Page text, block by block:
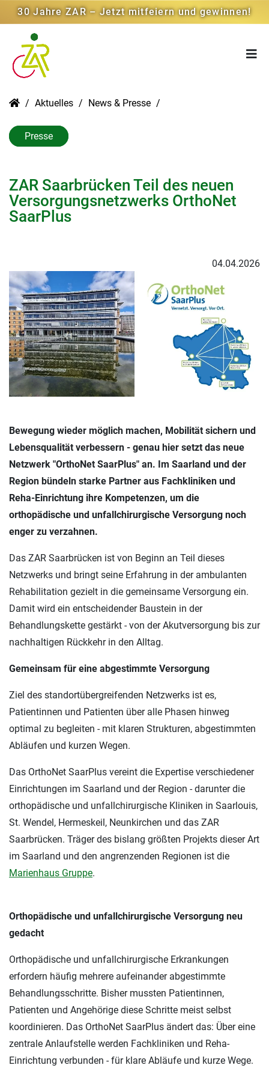
30 Jahre ZAR – Jetzt mitfeiern und gewinnen!
Aktuelles News & Presse
Presse
ZAR Saarbrücken Teil des neuen
Versorgungsnetzwerks OrthoNet
SaarPlus
04.04.2026
Bewegung wieder möglich machen, Mobilität sichern und
Lebensqualität verbessern - genau hier setzt das neue
Netzwerk "OrthoNet SaarPlus" an. Im Saarland und der
Region bündeln starke Partner aus Fachkliniken und
Reha-Einrichtung ihre Kompetenzen, um die
orthopädische und unfallchirurgische Versorgung noch
enger zu verzahnen.
Das ZAR Saarbrücken ist von Beginn an Teil dieses
Netzwerks und bringt seine Erfahrung in der ambulanten
Rehabilitation gezielt in die gemeinsame Versorgung ein.
Damit wird ein entscheidender Baustein in der
Behandlungskette gestärkt - von der Akutversorgung bis zur
nachhaltigen Rückkehr in den Alltag.
Gemeinsam für eine abgestimmte Versorgung
Ziel des standortübergreifenden Netzwerks ist es,
Patientinnen und Patienten über alle Phasen hinweg
optimal zu begleiten - mit klaren Strukturen, abgestimmten
Abläufen und kurzen Wegen.
Das OrthoNet SaarPlus vereint die Expertise verschiedener
Einrichtungen im Saarland und der Region - darunter die
orthopädische und unfallchirurgische Kliniken in Saarlouis,
St. Wendel, Hermeskeil, Neunkirchen und das ZAR
Saarbrücken. Träger des bislang größten Projekts dieser Art
im Saarland und den angrenzenden Regionen ist die
Marienhaus Gruppe.
Orthopädische und unfallchirurgische Versorgung neu
gedacht
Orthopädische und unfallchirurgische Erkrankungen
erfordern häufig mehrere aufeinander abgestimmte
Behandlungsschritte. Bisher mussten Patientinnen,
Patienten und Angehörige diese Schritte meist selbst
koordinieren. Das OrthoNet SaarPlus ändert das: Über eine
zentrale Anlaufstelle werden Fachkliniken und Reha-
Einrichtung verbunden - für klare Abläufe und kurze Wege.